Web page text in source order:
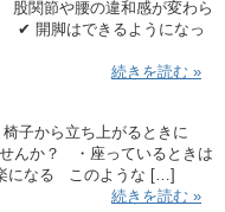
股関節や腰の違和感が変わら
✔ 開脚はできるようになっ
続きを読む »
子から立ち上がるときに
んか？ ・座っているときは
になる このような […]
続きを読む »